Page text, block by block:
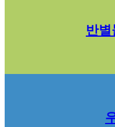
반별